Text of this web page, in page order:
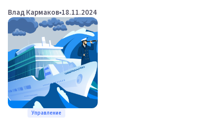
Влад Кармаков 18.11.2024
Управление